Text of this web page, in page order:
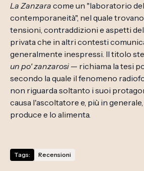
La Zanzara come un "laboratorio
contemporaneità", nel quale
tensioni, contraddizioni e aspetti
privata che in altri contesti
generalmente inespressi. Il titolo
un po' zanzarosi— richiama la tesi
secondo la quale il fenomeno
non riguarda soltanto i suoi
causa l'ascoltatore e, più in
produce e lo alimenta.
Tags: Recensioni